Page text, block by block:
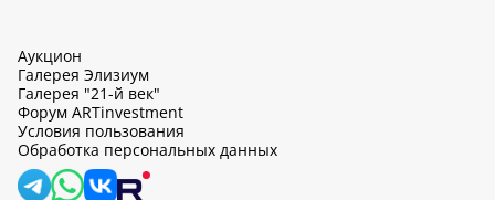
Аукцион
Галерея Элизиум
Галерея "21-й век"
Форум ARTinvestment
Условия пользования
Обработка персональных данных